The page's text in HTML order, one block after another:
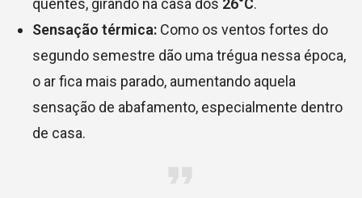
quentes, girando na casa dos 26°C.
Sensação térmica: Como os ventos fortes do
segundo semestre dão uma trégua nessa época,
o ar fica mais parado, aumentando aquela
sensação de abafamento, especialmente dentro
de casa.